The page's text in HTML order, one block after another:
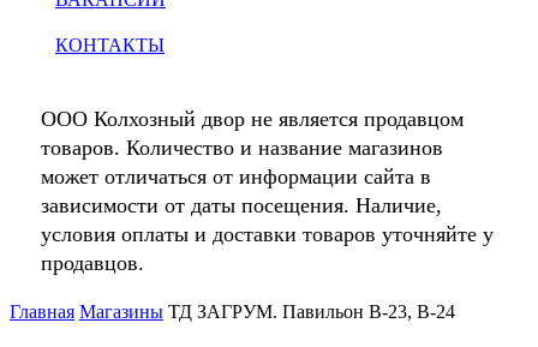
КОНТАКТЫ
ООО Колхозный двор не является продавцом
товаров. Количество и название магазинов
может отличаться от информации сайта в
зависимости от даты посещения. Наличие,
условия оплаты и доставки товаров уточняйте у
продавцов.
Главная Магазины ТД ЗАГРУМ. Павильон В-23, В-24